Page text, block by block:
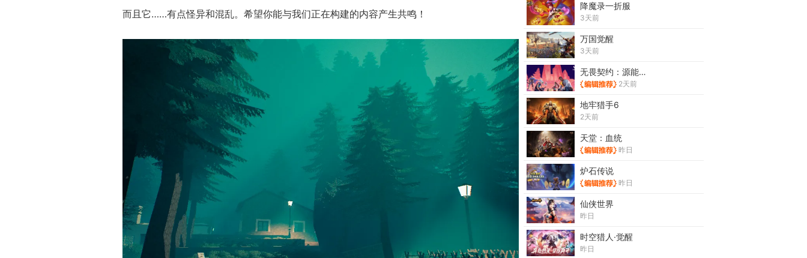
而且它……有点怪异和混乱。希望你能与我们正在构建的内容产生共鸣！
降魔录一折服
3天前
万国觉醒
3天前
无畏契约：源能行动
2天前
地牢猎手6
2天前
天堂：血统
昨日
炉石传说
昨日
仙侠世界
昨日
时空猎人·觉醒
昨日